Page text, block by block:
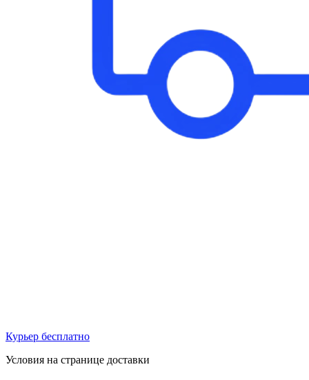
Курьер бесплатно
Условия на странице доставки